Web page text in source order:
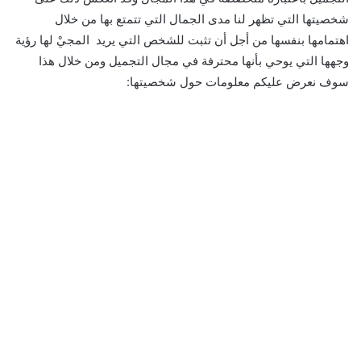
شخصيتها التي تظهر لنا مدى الجمال التي تتمتع بها من خلال
اهتمامها بنفسها من أجل أن تثبت للشخص التي يريد المجيْ لها رؤية
وجهها التي يوحي بأنها محترفة في مجال التجميل ومن خلال هذا
سوف نعرض عليكم معلومات حول شخصيتها: